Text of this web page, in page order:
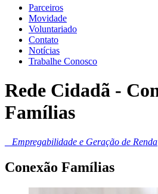
Parceiros
Movidade
Voluntariado
Contato
Notícias
Trabalhe Conosco
Rede Cidadã -
Famílias
Empregabilidade e Geração de Renda
Conexão Famílias